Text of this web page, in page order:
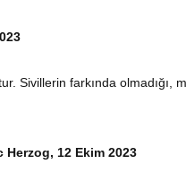
Sivillerin farkında olmadığı,
Herzog, 12 Ekim 2023